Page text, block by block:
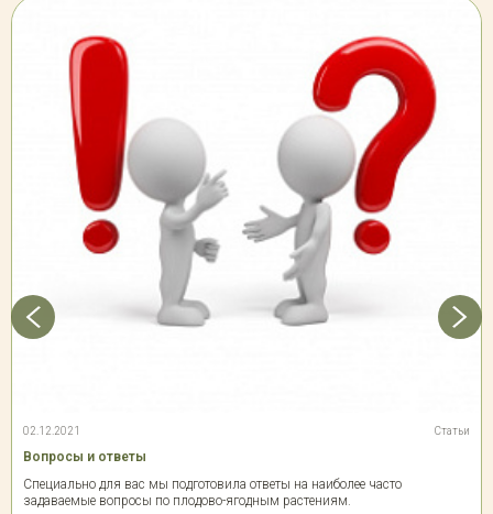
02.12.2021 Статьи
Вопросы и ответы
Специально для вас мы подготовила ответы на наиболее часто
задаваемые вопросы по плодово-ягодным растениям.